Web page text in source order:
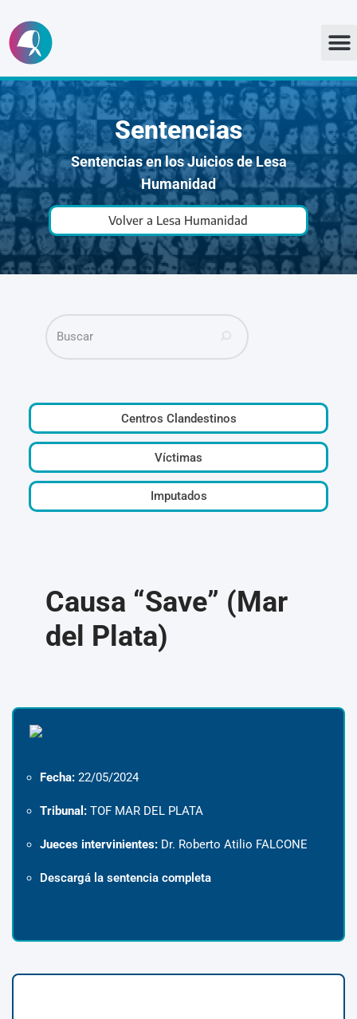
Ir
al
contenido
Sentencias
Sentencias en los Juicios de Lesa
Humanidad
Volver a Lesa Humanidad
Centros Clandestinos
Víctimas
Imputados
Causa “Save” (Mar
del Plata)
Fecha: 22/05/2024
Tribunal: TOF MAR DEL PLATA
Jueces intervinientes: Dr. Roberto Atilio FALCONE
Descargá la sentencia completa